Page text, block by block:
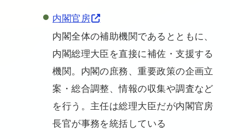
内閣官房
内閣全体の補助機関であるとともに、
内閣総理大臣を直接に補佐・支援する
機関。内閣の庶務、重要政策の企画立
案・総合調整、情報の収集や調査など
を行う。主任は総理大臣だが内閣官房
長官が事務を統括している